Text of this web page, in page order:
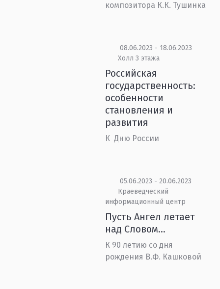
композитора К.К. Тушинка
08.06.2023 - 18.06.2023
Холл 3 этажа
Российская
государственность:
особенности
становления и
развития
К Дню России
05.06.2023 - 20.06.2023
Краеведческий
информационный центр
Пусть Ангел летает
над Словом...
К 90 летию со дня
рождения В.Ф. Кашковой